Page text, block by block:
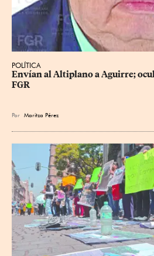
POLÍTICA
Envían al Altiplano a Aguirre;
FGR
Por Maritza Pérez